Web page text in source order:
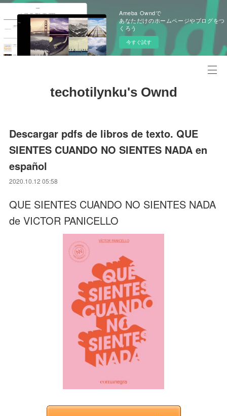
Ameba Owndで
あなただけのホームページやブログをつ
くろう
今すぐ試す
techotilynku's Ownd
Descargar pdfs de libros de texto. QUE
SIENTES CUANDO NO SIENTES NADA en
español
2020.10.12 05:58
QUE SIENTES CUANDO NO SIENTES NADA
de VICTOR PANICELLO